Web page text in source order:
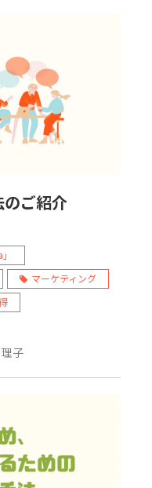
ご紹介
マーケティング
子